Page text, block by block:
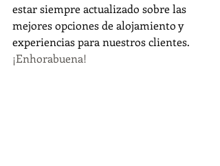
estar siempre actualizado sobre las
mejores opciones de alojamiento y
experiencias para nuestros clientes.
¡Enhorabuena!